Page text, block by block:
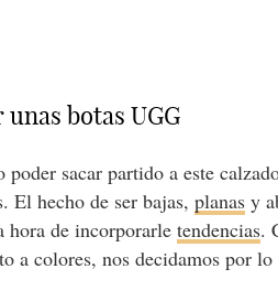
botas UGG
sacar partido a este
El hecho de ser bajas,planas y
hora de incorporarletendencias.
a colores, nos decidamos por